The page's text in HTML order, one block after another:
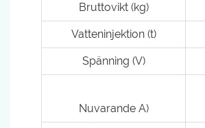
Bruttovikt (kg)
Vatteninjektion (t)
Spänning (V)
Nuvarande A)